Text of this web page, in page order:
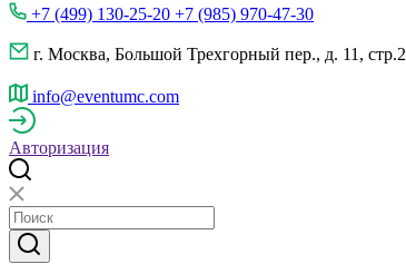
+7 (499) 130-25-20 +7 (985) 970-47-30
г. Москва, Большой Трехгорный пер., д. 11, стр.2
info@eventumc.com
Авторизация